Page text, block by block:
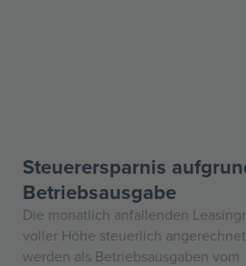
Steuerersparnis
Betriebsausgabe
Die monatlich anfallenden
voller Höhe steuerlich
werden als Betriebsausgaben vom